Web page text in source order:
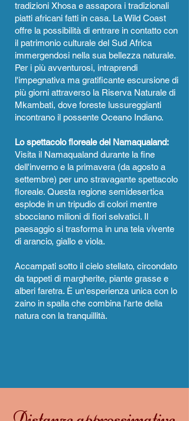
tradizioni Xhosa e assapora i tradizionali
piatti africani fatti in casa. La Wild Coast
offre la possibilità di entrare in contatto con
il patrimonio culturale del Sud Africa
immergendosi nella sua bellezza naturale.
Per i più avventurosi, intraprendi
l'impegnativa ma gratificante escursione di
più giorni attraverso la Riserva Naturale di
Mkambati, dove foreste lussureggianti
incontrano il possente Oceano Indiano.
Lo spettacolo floreale del Namaqualand:
Visita il Namaqualand durante la fine
dell'inverno e la primavera (da agosto a
settembre) per uno stravagante spettacolo
floreale. Questa regione semidesertica
esplode in un tripudio di colori mentre
sbocciano milioni di fiori selvatici. Il
paesaggio si trasforma in una tela vivente
di arancio, giallo e viola.
Accampati sotto il cielo stellato, circondato
da tappeti di margherite, piante grasse e
alberi faretra. È un'esperienza unica con lo
zaino in spalla che combina l'arte della
natura con la tranquillità.